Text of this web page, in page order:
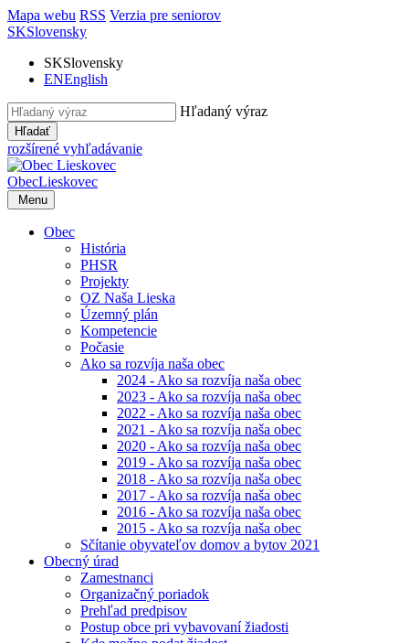
Mapa webu RSS Verzia pre seniorov
SKSlovensky
SKSlovensky
ENEnglish
Hľadaný výraz
Hľadať
rozšírené vyhľadávanie
ObecLieskovec
Menu
Obec
História
PHSR
Projekty
OZ Naša Lieska
Územný plán
Kompetencie
Počasie
Ako sa rozvíja naša obec
2024 - Ako sa rozvíja naša obec
2023 - Ako sa rozvíja naša obec
2022 - Ako sa rozvíja naša obec
2021 - Ako sa rozvíja naša obec
2020 - Ako sa rozvíja naša obec
2019 - Ako sa rozvíja naša obec
2018 - Ako sa rozvíja naša obec
2017 - Ako sa rozvíja naša obec
2016 - Ako sa rozvíja naša obec
2015 - Ako sa rozvíja naša obec
Sčítanie obyvateľov domov a bytov 2021
Obecný úrad
Zamestnanci
Organizačný poriadok
Prehľad predpisov
Postup obce pri vybavovaní žiadosti